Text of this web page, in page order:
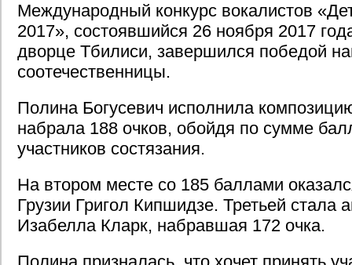
Международный конкурс вокалистов
2017», состоявшийся 26 ноября 2017
дворце Тбилиси, завершился победой
соотечественницы.
Полина Богусевич исполнила
набрала 188 очков, обойдя по сумме
участников состязания.
На втором месте со 185 баллами
Грузии Григол Кипшидзе. Третьей стала
Изабелла Кларк, набравшая 172 очка.